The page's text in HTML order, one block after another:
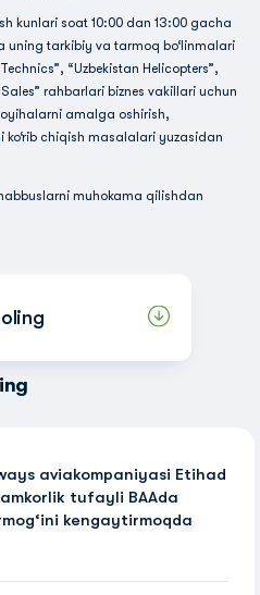
kunlari soat 10:00 dan 13:00 gacha
tarkibiy va tarmoq bo‘linmalari
“Uzbekistan Helicopters”,
rahbarlari biznes vakillari uchun
amalga oshirish,
chiqish masalalari yuzasidan
muhokama qilishdan
aviakompaniyasi Etihad
tufayli BAAda
kengaytirmoqda